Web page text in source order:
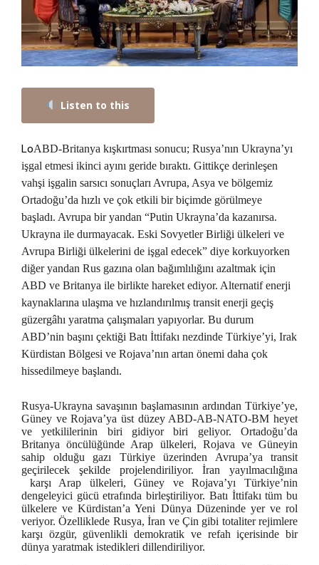
Listen to this
LoABD-Britanya kışkırtması sonucu; Rusya’nın Ukrayna’yı
işgal etmesi ikinci ayını geride bıraktı. Gittikçe derinleşen
vahşi işgalin sarsıcı sonuçları Avrupa, Asya ve bölgemiz
Ortadoğu’da hızlı ve çok etkili bir biçimde görülmeye
başladı. Avrupa bir yandan “Putin Ukrayna’da kazanırsa.
Ukrayna ile durmayacak. Eski Sovyetler Birliği ülkeleri ve
Avrupa Birliği ülkelerini de işgal edecek” diye korkuyorken
diğer yandan Rus gazına olan bağımlılığını azaltmak için
ABD ve Britanya ile birlikte hareket ediyor. Alternatif enerji
kaynaklarına ulaşma ve hızlandırılmış transit enerji geçiş
güzergâhı yaratma çalışmaları yapıyorlar. Bu durum
ABD’nin başını çektiği Batı İttifakı nezdinde Türkiye’yi, Irak
Kürdistan Bölgesi ve Rojava’nın artan önemi daha çok
hissedilmeye başlandı.
Rusya-Ukrayna savaşının başlamasının ardından Türkiye’ye,
Güney ve Rojava’ya üst düzey ABD-AB-NATO-BM heyet
ve yetkililerinin biri gidiyor biri geliyor. Ortadoğu’da
Britanya öncülüğünde Arap ülkeleri, Rojava ve Güneyin
sahip olduğu gazı Türkiye üzerinden Avrupa’ya transit
geçirilecek şekilde projelendiriliyor. İran yayılmacılığına
karşı Arap ülkeleri, Güney ve Rojava’yı Türkiye’nin
dengeleyici gücü etrafında birleştiriliyor. Batı İttifakı tüm bu
ülkelere ve Kürdistan’a Yeni Dünya Düzeninde yer ve rol
veriyor. Özelliklede Rusya, İran ve Çin gibi totaliter rejimlere
karşı özgür, güvenlikli demokratik ve refah içerisinde bir
dünya yaratmak istedikleri dillendiriliyor.